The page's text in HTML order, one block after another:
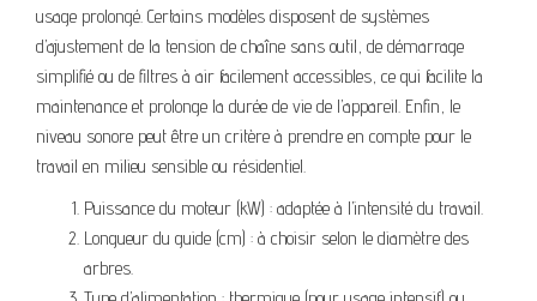
usage prolongé. Certains modèles disposent de systèmes
d’ajustement de la tension de chaîne sans outil, de démarrage
simplifié ou de filtres à air facilement accessibles, ce qui facilite la
maintenance et prolonge la durée de vie de l’appareil. Enfin, le
niveau sonore peut être un critère à prendre en compte pour le
travail en milieu sensible ou résidentiel.
Puissance du moteur (kW) : adaptée à l’intensité du travail.
Longueur du guide (cm) : à choisir selon le diamètre des
arbres.